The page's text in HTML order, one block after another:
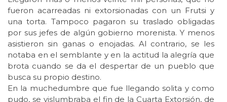
fueron acarreadas ni extorsionadas con un Frutsi y
una torta. Tampoco pagaron su traslado obligadas
por sus jefes de algún gobierno morenista. Y menos
asistieron sin ganas o enojadas. Al contrario, se les
notaba en el semblante y en la actitud la alegría que
brota cuando se da el despertar de un pueblo que
busca su propio destino.
En la muchedumbre que fue llegando solita y como
pudo, se vislumbraba el fin de la Cuarta Extorsión, de